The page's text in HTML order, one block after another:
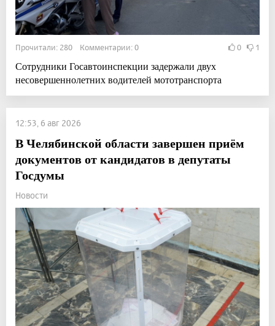
Прочитали: 280 Комментарии: 0 0 1
Сотрудники Госавтоинспекции задержали двух
несовершеннолетних водителей мототранспорта
12:53, 6 авг 2026
В Челябинской области завершен приём
документов от кандидатов в депутаты
Госдумы
Новости